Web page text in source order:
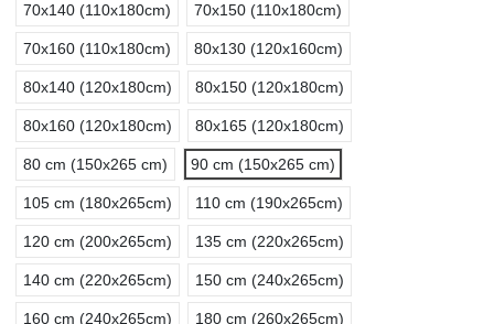
70x140 (110x180cm) 70x150 (110x180cm)
70x160 (110x180cm) 80x130 (120x160cm)
80x140 (120x180cm) 80x150 (120x180cm)
80x160 (120x180cm) 80x165 (120x180cm)
80 cm (150x265 cm) 90 cm (150x265 cm)
105 cm (180x265cm) 110 cm (190x265cm)
120 cm (200x265cm) 135 cm (220x265cm)
140 cm (220x265cm) 150 cm (240x265cm)
160 cm (240x265cm) 180 cm (260x265cm)